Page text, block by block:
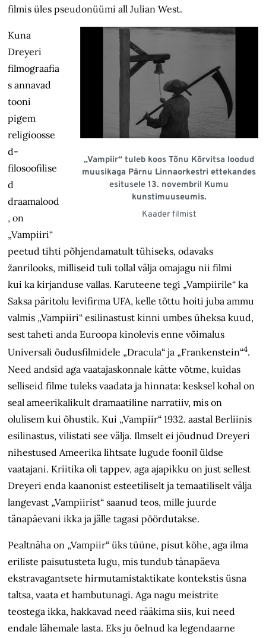
filmis üles pseudonüümi all Julian West.
„Vampiir“ tuleb koos Tõnu Kõrvitsa loodud
muusikaga Pärnu Linnaorkestri ettekandes
esitusele 13. novembril Kumu
kunstimuuseumis.
Kaader filmist
Kuna
Dreyeri
filmograafia
s annavad
tooni
pigem
religioosse
d-
filosoofilise
d
draamalood
, on
„Vampiiri“
peetud tihti põhjendamatult tühiseks, odavaks
žanrilooks, milliseid tuli tollal välja omajagu nii filmi
kui ka kirjanduse vallas. Karuteene tegi „Vampiirile“ ka
Saksa päritolu levifirma UFA, kelle tõttu hoiti juba ammu
valmis „Vampiiri“ esilinastust kinni umbes üheksa kuud,
sest taheti anda Euroopa kinolevis enne võimalus
Universali õudusfilmidele „Dracula“ ja „Frankenstein“4.
Need andsid aga vaatajaskonnale kätte võtme, kuidas
selliseid filme tuleks vaadata ja hinnata: kesksel kohal on
seal ameerikalikult dramaatiline narratiiv, mis on
olulisem kui õhustik. Kui „Vampiir“ 1932. aastal Berliinis
esilinastus, vilistati see välja. Ilmselt ei jõudnud Dreyeri
nihestused Ameerika lihtsate lugude foonil üldse
vaatajani. Kriitika oli tappev, aga ajapikku on just sellest
Dreyeri enda kaanonist esteetiliselt ja temaatiliselt välja
langevast „Vampiirist“ saanud teos, mille juurde
tänapäevani ikka ja jälle tagasi pöördutakse.
Pealtnäha on „Vampiir“ üks tüüne, pisut kõhe, aga ilma
eriliste paisutusteta lugu, mis tundub tänapäeva
ekstravagantsete hirmutamistaktikate kontekstis üsna
taltsa, vaata et hambutunagi. Aga nagu meistrite
teostega ikka, hakkavad need rääkima siis, kui need
endale lähemale lasta. Eks ju öelnud ka legendaarne